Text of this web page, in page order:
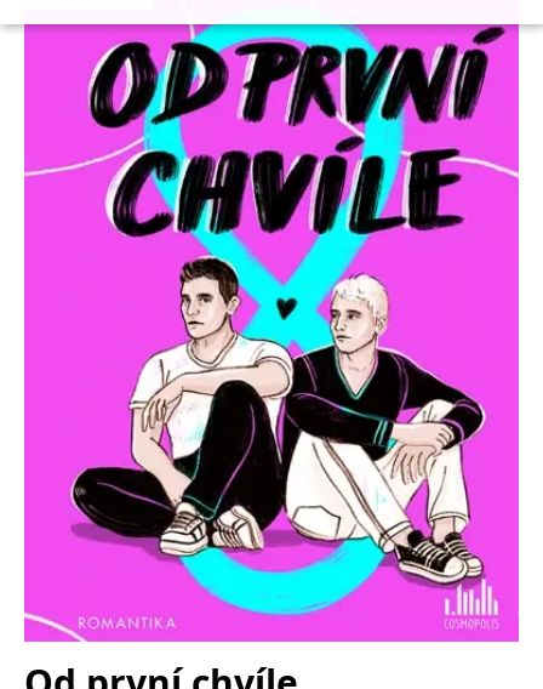
NEZBYTNÉ ANALYTICKÉ MARKETINGOVÉ
FUNKČNÍ NEZAŘAZENÉ SOUBORY
Nezbytné Analytické Marketingové
Funkční
Nezařazené soubory
Nezbytně nutné soubory cookie umožňují základní funkce webových
stránek, jako je přihlášení uživatele a správa účtu. Webové stránky nelze
bez nezbytně nutných souborů cookie správně používat.
Provider /
Doména
Vyprší
CookieScriptConsent
CookieScript
www.grada.cz
1 měsíc
Tento soubor
cookie
používá
služba
Cookie-
Script.com k
zapamatování
předvoleb
souhlasu se
soubory
cookie
návštěvníků.
Je nutné, aby
banner
cookie
Cookie-